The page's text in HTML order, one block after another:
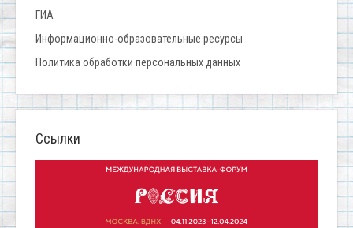
ГИА
Информационно-образовательные ресурсы
Политика обработки персональных данных
Ссылки